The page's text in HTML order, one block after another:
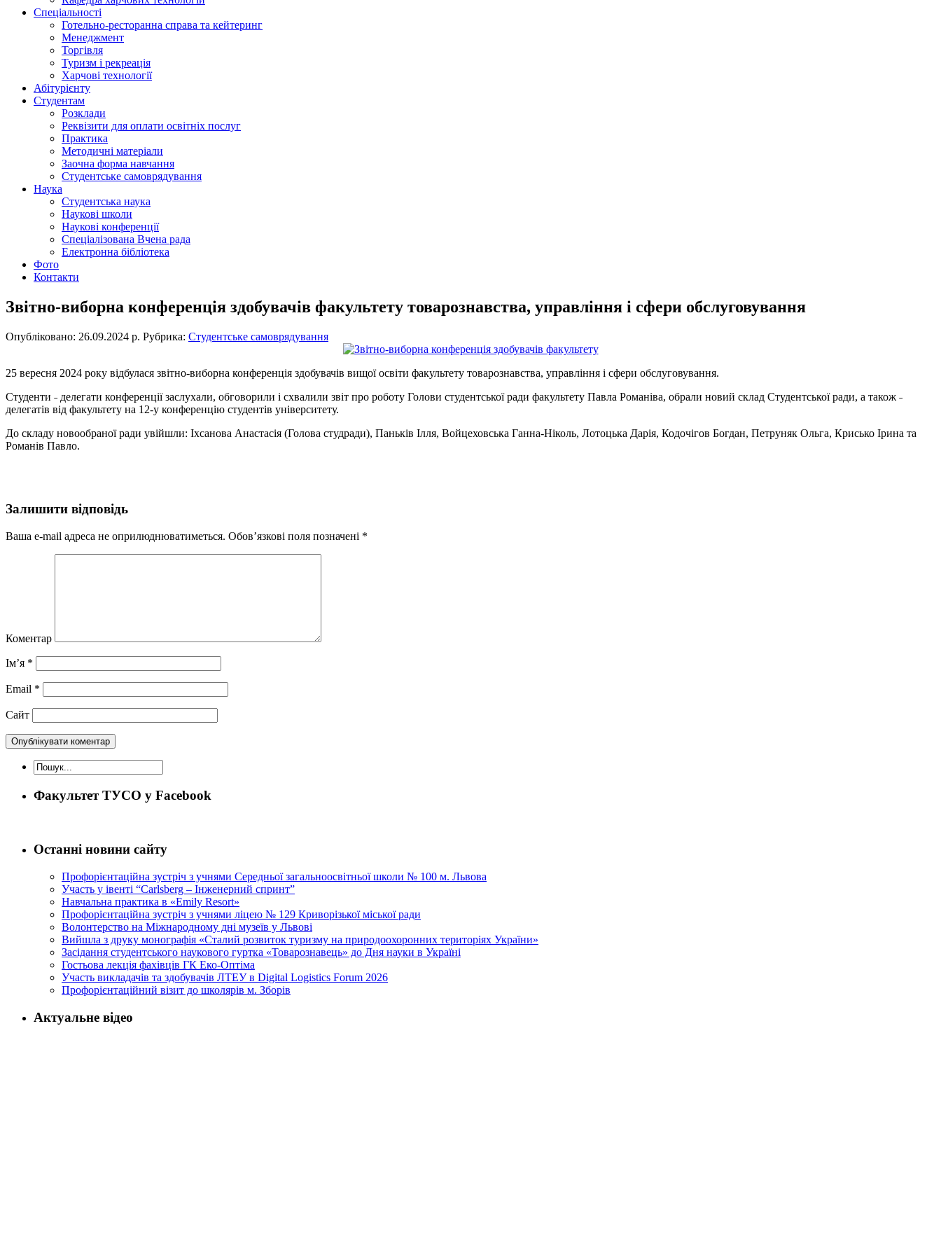
Спеціальності
Готельно-ресторанна справа та кейтеринг
Менеджмент
Торгівля
Туризм і рекреація
Харчові технології
Абітурієнту
Студентам
Розклади
Реквізити для оплати освітніх послуг
Практика
Методичні матеріали
Заочна форма навчання
Студентське самоврядування
Наука
Студентська наука
Наукові школи
Наукові конференції
Спеціалізована Вчена рада
Електронна бібліотека
Фото
Контакти
Звітно-виборна конференція здобувачів факультету товарознавства, управління і сфери обслуговування
Опубліковано: 26.09.2024 р. Рубрика: Студентське самоврядування
25 вересня 2024 року відбулася звітно-виборна конференція здобувачів вищої освіти факультету товарознавства, управління і сфери обслуговування.
Студенти ˗ делегати конференції заслухали, обговорили і схвалили звіт про роботу Голови студентської ради факультету Павла Романіва, обрали новий склад Студентської ради, а також ˗
делегатів від факультету на 12-у конференцію студентів університету.
До складу новообраної ради увійшли: Іхсанова Анастасія (Голова студради), Паньків Ілля, Войцеховська Ганна-Ніколь, Лотоцька Дарія, Кодочігов Богдан, Петруняк Ольга, Крисько Ірина та
Романів Павло.
Залишити відповідь
Ваша e-mail адреса не оприлюднюватиметься. Обов’язкові поля позначені *
Коментар
Ім’я *
Email *
Сайт
Факультет ТУСО у Facebook
Останні новини сайту
Профорієнтаційна зустріч з учнями Середньої загальноосвітньої школи № 100 м. Львова
Участь у івенті “Carlsberg – Інженерний спринт”
Навчальна практика в «Emily Resort»
Профорієнтаційна зустріч з учнями ліцею № 129 Криворізької міської ради
Волонтерство на Міжнародному дні музеїв у Львові
Вийшла з друку монографія «Сталий розвиток туризму на природоохоронних територіях України»
Засідання студентського наукового гуртка «Товарознавець» до Дня науки в Україні
Гостьова лекція фахівців ГК Еко-Оптіма
Участь викладачів та здобувачів ЛТЕУ в Digital Logistics Forum 2026
Профорієнтаційний візит до школярів м. Зборів
Актуальне відео